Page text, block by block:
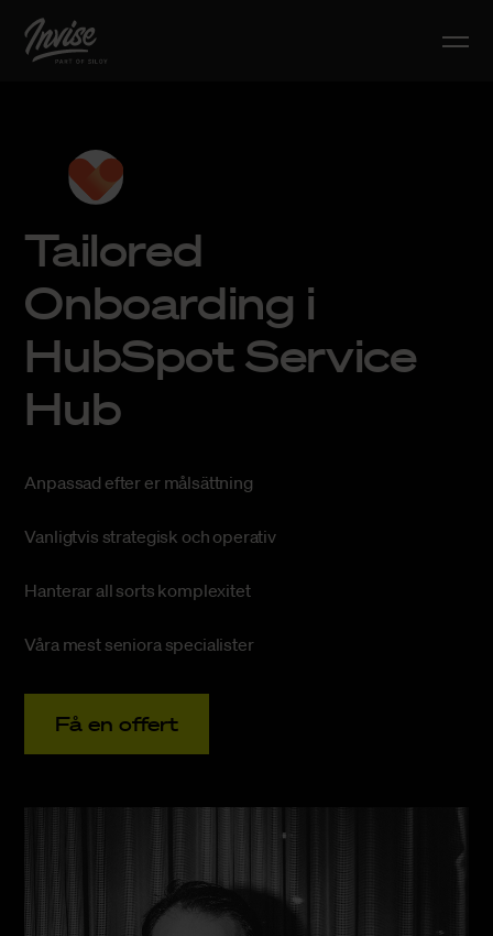
Tailored
Onboarding i
HubSpot Service
Hub
Anpassad efter er målsättning
Vanligtvis strategisk och operativ
Hanterar all sorts komplexitet
Våra mest seniora specialister
Få en offert